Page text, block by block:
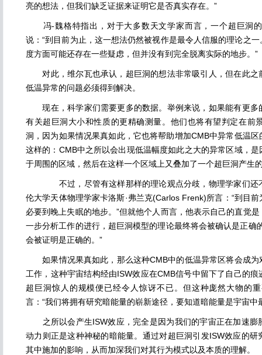
亮的想法，但我们缺乏证据来证明它是否真实存在。”
冯-魏格特指出，对于大多数天文学家而言，一个超巨洞的
说：“到目前为止，这一想法仍然被视作是最令人信服的理论之
度方面可能还存在一些疑虑，但并没有到完全脱离实际的地步。”
对此，维尔瓦也承认，超巨洞的想法非常吸引人，但在此之
低温异常的问题必须得到解决。
现在，科学家们需要更多的数据。举例来说，如果能有更多
有关超巨洞大小和性质的更精确测量。他们也将有望判定在前
洞，因为如果情况果真如此，它也将帮助增加CMB中异常低温
这样的：CMB中之所以会出现低温幅度如此之大的异常区域，
于周围的区域，然后在这样一个区域上又叠加了一个超巨洞产生
不过，尽管有这样那样的理论观点分歧，物理学家们还不
伦大学天体物理学家卡洛斯·弗兰克(Carlos Frenk)所言：“到目
必要到晚上失眠的地步。”但就他个人而言，他表示自己的直觉
一步分析工作的进行，超巨洞模型的理论最终将会被确认是正确
会被证明是正确的。”
如果情况果真如此，那么这种CMB中的低温异常区将会成为
工作，这种宇宙结构经由ISW效应在CMB信号中留下了自己的
超巨洞惊人的规模便已经令人惊讶不已。但这种庞然大物的
言：“我们将拥有研究暗能量的崭新途径，要知道暗能量是宇宙中
之所以会产生ISW效应，完全是因为我们的宇宙正在加速膨
动力则正是这种神秘的暗能量。通过对超巨洞引发ISW效应的
其中施加的影响，从而加深我们对其行为模式以及本质的理解。